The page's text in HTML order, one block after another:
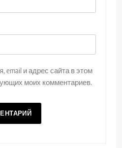
email и адрес сайта в этом
моих комментариев.